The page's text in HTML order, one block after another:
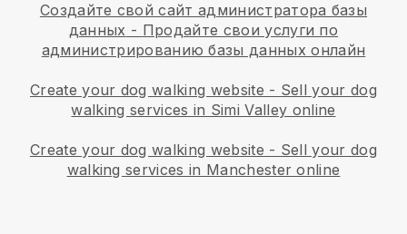
Создайте свой сайт администратора базы
данных - Продайте свои услуги по
администрированию базы данных онлайн
Create your dog walking website - Sell your dog
walking services in Simi Valley online
Create your dog walking website - Sell your dog
walking services in Manchester online